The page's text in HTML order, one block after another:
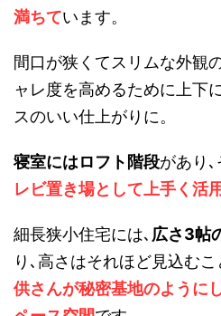
満ちています。
間口が狭くてスリムな外観
ャレ度を高めるために上下
スのいい仕上がりに。
寝室にはロフト階段があり
レビ置き場として上手く活
細長狭小住宅には､ 広さ3帖
り､高さはそれほど見込む
供さんが秘密基地のように